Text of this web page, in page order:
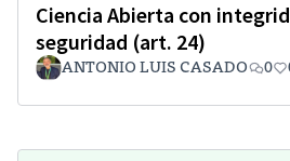
Ciencia Abierta con
seguridad (art. 24)
ANTONIO LUIS CASADO 0